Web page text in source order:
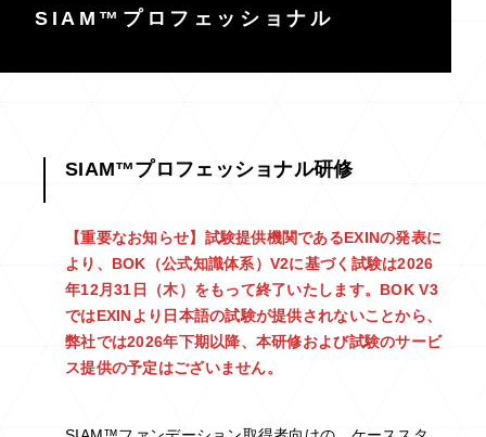
SIAM™プロフェッショナル
SIAM™プロフェッショナル研修
【重要なお知らせ】 試験提供機関であるEXINの発表に
より、BOK（公式知識体系）V2に基づく試験は2026
年12月31日（木）をもって終了いたします。BOK V3
ではEXINより日本語の試験が提供されないことから、
弊社では2026年下期以降、本研修および試験のサービ
ス提供の予定はございません。